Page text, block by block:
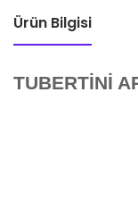
Ürün Bilgisi
TUBERTİNİ